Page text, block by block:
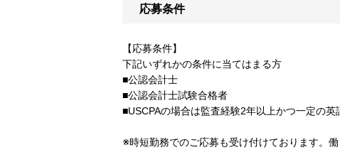
応募条件
【応募条件】
下記いずれかの条件に当てはまる方
■公認会計士
■公認会計士試験合格者
■USCPAの場合は監査経験2年以上かつ一定の英
※時短勤務でのご応募も受け付けております。働